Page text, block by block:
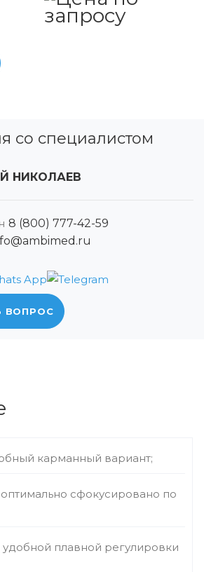
со специалистом
НИКОЛАЕВ
8 (800) 777-42-59
ВОПРОС
карманный вариант;
сфокусировано по
удобной плавной регулировки